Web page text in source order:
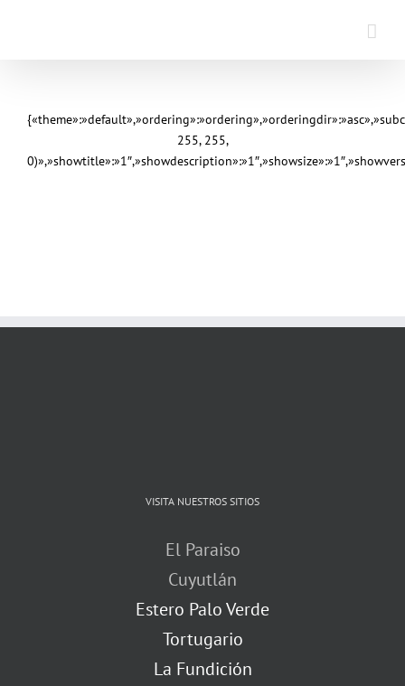
255, 255,
VISITA NUESTROS SITIOS
El Paraiso
Cuyutlán
Estero Palo Verde
Tortugario
La Fundición